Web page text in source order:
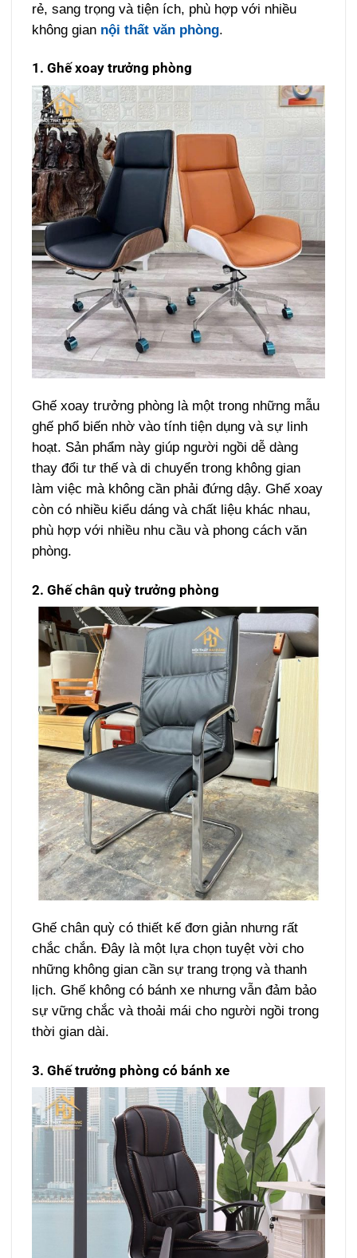
rẻ, sang trọng và tiện ích, phù hợp với nhiều
không gian nội thất văn phòng.
1. Ghế xoay trưởng phòng
Ghế xoay trưởng phòng là một trong những mẫu
ghế phổ biến nhờ vào tính tiện dụng và sự linh
hoạt. Sản phẩm này giúp người ngồi dễ dàng
thay đổi tư thế và di chuyển trong không gian
làm việc mà không cần phải đứng dậy. Ghế xoay
còn có nhiều kiểu dáng và chất liệu khác nhau,
phù hợp với nhiều nhu cầu và phong cách văn
phòng.
2. Ghế chân quỳ trưởng phòng
Ghế chân quỳ có thiết kế đơn giản nhưng rất
chắc chắn. Đây là một lựa chọn tuyệt vời cho
những không gian cần sự trang trọng và thanh
lịch. Ghế không có bánh xe nhưng vẫn đảm bảo
sự vững chắc và thoải mái cho người ngồi trong
thời gian dài.
3. Ghế trưởng phòng có bánh xe